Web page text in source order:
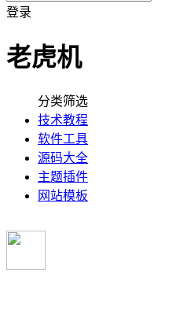
登录
老虎机
分类筛选
技术教程
软件工具
源码大全
主题插件
网站模板